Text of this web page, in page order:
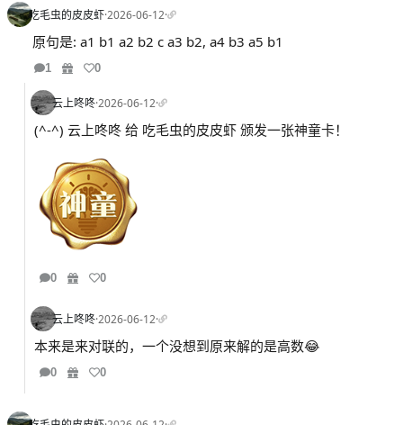
吃毛虫的皮皮虾·2026-06-12·
原句是: a1 b1 a2 b2 c a3 b2, a4 b3 a5 b1
1 0
云上咚咚·2026-06-12·
(^-^) 云上咚咚 给 吃毛虫的皮皮虾 颁发一张神童卡！
0 0
云上咚咚·2026-06-12·
本来是来对联的，一个没想到原来解的是高数😂
0 0